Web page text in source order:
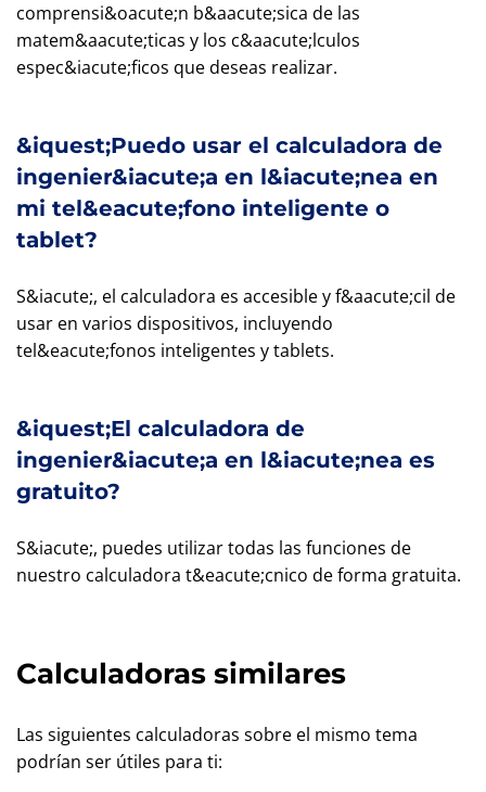
comprensi&oacute;n b&aacute;sica de las
matem&aacute;ticas y los c&aacute;lculos
espec&iacute;ficos que deseas realizar.
&iquest;Puedo usar el calculadora de
ingenier&iacute;a en l&iacute;nea en
mi tel&eacute;fono inteligente o
tablet?
S&iacute;, el calculadora es accesible y f&aacute;cil de
usar en varios dispositivos, incluyendo
tel&eacute;fonos inteligentes y tablets.
&iquest;El calculadora de
ingenier&iacute;a en l&iacute;nea es
gratuito?
S&iacute;, puedes utilizar todas las funciones de
nuestro calculadora t&eacute;cnico de forma gratuita.
Calculadoras similares
Las siguientes calculadoras sobre el mismo tema
podrían ser útiles para ti: